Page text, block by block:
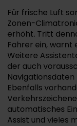
Für frische Luft
Zonen-
erhöht. Tritt
Fahrer ein, warnt
Weitere
der auch
Ebenfalls
automatisches
Assist und vieles